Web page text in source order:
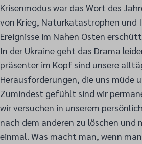
Krisenmodus war das Wort des
von Krieg, Naturkatastrophen und
Ereignisse im Nahen Osten
In der Ukraine geht das Drama
präsenter im Kopf sind unsere
Herausforderungen, die uns müde
Zumindest gefühlt sind wir
wir versuchen in unserem
nach dem anderen zu löschen und
einmal. Was macht man, wenn